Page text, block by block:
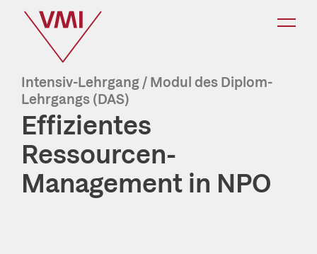
e
i
e
Intensiv-Lehrgang / Modul des Diplom-
Lehrgangs (DAS)
Effizientes
Ressourcen-
Management in NPO